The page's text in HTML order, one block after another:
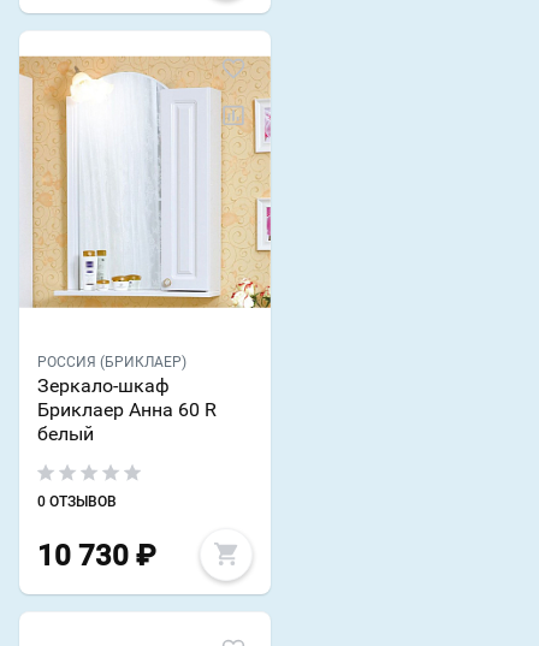
РОССИЯ (БРИКЛАЕР)
Зеркало-шкаф
Бриклаер Анна 60 R
белый
0 ОТЗЫВОВ
10 730 ₽